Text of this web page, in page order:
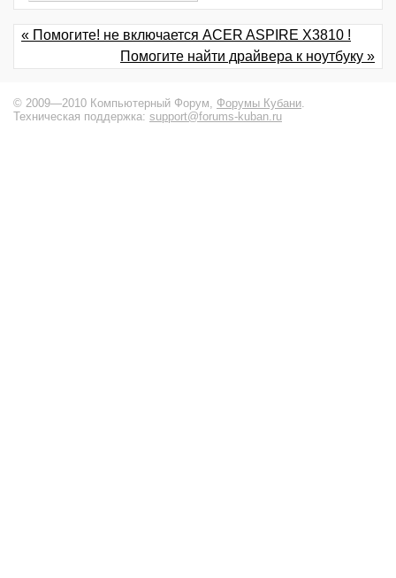
« Помогите! не включается ACER ASPIRE X3810 !
Помогите найти драйвера к ноутбуку »
© 2009—2010 Компьютерный Форум, Форумы Кубани
Техническая поддержка: support@forums-kuban.ru